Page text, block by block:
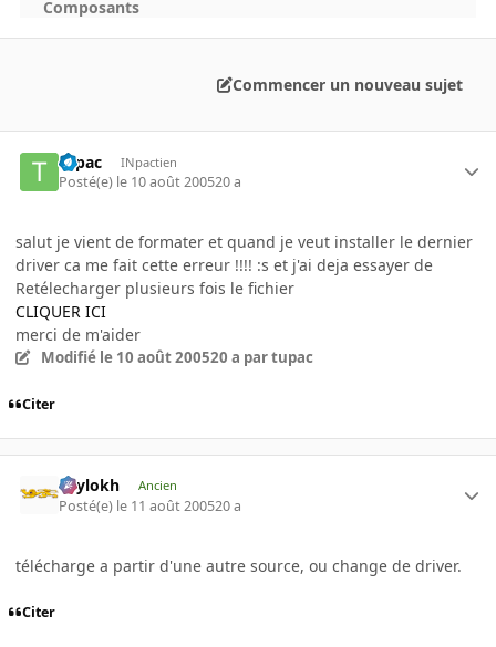
Composants
Commencer un nouveau sujet
tupac INpactien
Posté(e) le 10 août 200520 a
salut je vient de formater et quand je veut installer le dernier
driver ca me fait cette erreur !!!! :s et j'ai deja essayer de
Retélecharger plusieurs fois le fichier
CLIQUER ICI
merci de m'aider
Modifié le 10 août 200520 a par tupac
Citer
Psylokh Ancien
Posté(e) le 11 août 200520 a
télécharge a partir d'une autre source, ou change de driver.
Citer